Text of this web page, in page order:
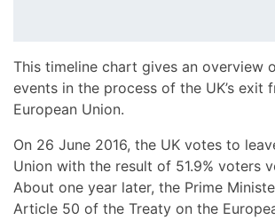
This timeline chart gives an overview
events in the process of the UK’s exit
European Union.
On 26 June 2016, the UK votes to
Union with the result of 51.9% voters
About one year later, the Prime
Article 50 of the Treaty on the